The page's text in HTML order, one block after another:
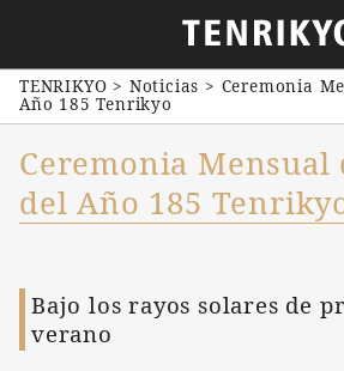
TENRIKYO > Noticias > Ceremonia
Año 185 Tenrikyo
Ceremonia Mensual
del Año 185
Bajo los rayos solares de
verano